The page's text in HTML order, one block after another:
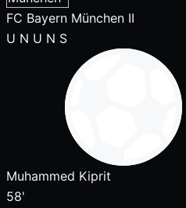
FC Bayern München II
U N U N S
Muhammed Kiprit
58'